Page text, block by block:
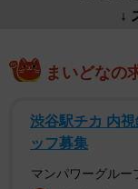
↓
まいどなの
渋谷駅チカ 内
ッフ募集
マンパワーグルー